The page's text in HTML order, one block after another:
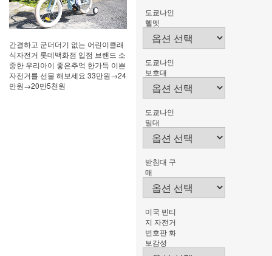
간결하고 군더더기 없는 어린이클래
식자전거 롯데백화점 입점 브랜드 소
중한 우리아이 좋은추억 한가득 이쁜
자전거를 선물 해보세요 33만원→24
만원→20만5천원
도쿄나인
헬멧
도쿄나인
보호대
도쿄나인
밀대
받침대 구
매
미국 빈티
지 자전거
번호판 화
보감성